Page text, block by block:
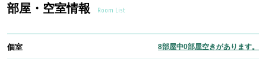
部屋・空室情報 Room List
個室 8部屋中0部屋空きがあります。